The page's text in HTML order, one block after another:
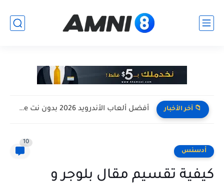
📁 آخر الأخبار افضل تجميعة كمبيوتر للالعاب بأرخص سعر ممكن ! تجميعة Pc...
أدسنس
10
كيفية تقسيم مقال بلوجر و